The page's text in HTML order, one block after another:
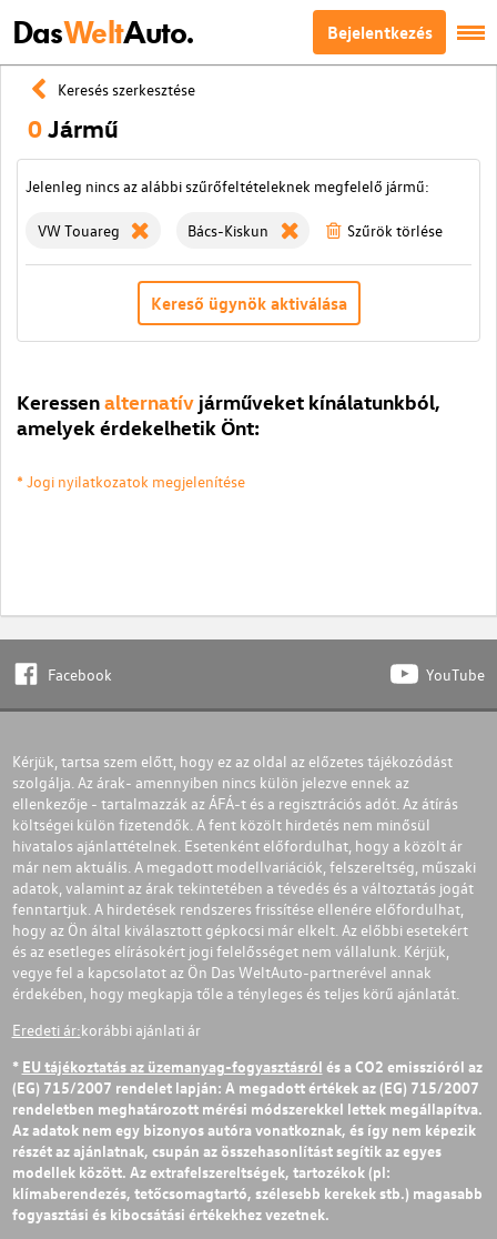
DasWeltAuto. Bejelentkezés
Keresés szerkesztése
0Jármű
Jelenleg nincs az alábbi szűrőfeltételeknek megfelelő jármű:
VW Touareg Bács-Kiskun Szűrök törlése
Kereső ügynök aktiválása
Keressenalternatív járműveket kínálatunkból,
amelyek érdekelhetik Önt:
* Jogi nyilatkozatok megjelenítése
Facebook YouTube
Kérjük, tartsa szem előtt, hogy ez az oldal az előzetes tájékozódást
szolgálja. Az árak- amennyiben nincs külön jelezve ennek az
ellenkezője - tartalmazzák az ÁFÁ-t és a regisztrációs adót. Az átírás
költségei külön fizetendők. A fent közölt hirdetés nem minősül
hivatalos ajánlattételnek. Esetenként előfordulhat, hogy a közölt ár
már nem aktuális. A megadott modellvariációk, felszereltség, műszaki
adatok, valamint az árak tekintetében a tévedés és a változtatás jogát
fenntartjuk. A hirdetések rendszeres frissítése ellenére előfordulhat,
hogy az Ön által kiválasztott gépkocsi már elkelt. Az előbbi esetekért
és az esetleges elírásokért jogi felelősséget nem vállalunk. Kérjük,
vegye fel a kapcsolatot az Ön Das WeltAuto-partnerével annak
érdekében, hogy megkapja tőle a tényleges és teljes körű ajánlatát.
Eredeti ár:korábbi ajánlati ár
* EU tájékoztatás az üzemanyag-fogyasztásról és a CO2 emisszióról az
(EG) 715/2007 rendelet lapján: A megadott értékek az (EG) 715/2007
rendeletben meghatározott mérési módszerekkel lettek megállapítva.
Az adatok nem egy bizonyos autóra vonatkoznak, és így nem képezik
részét az ajánlatnak, csupán az összehasonlítást segítik az egyes
modellek között. Az extrafelszereltségek, tartozékok (pl:
klímaberendezés, tetőcsomagtartó, szélesebb kerekek stb.) magasabb
fogyasztási és kibocsátási értékekhez vezetnek.